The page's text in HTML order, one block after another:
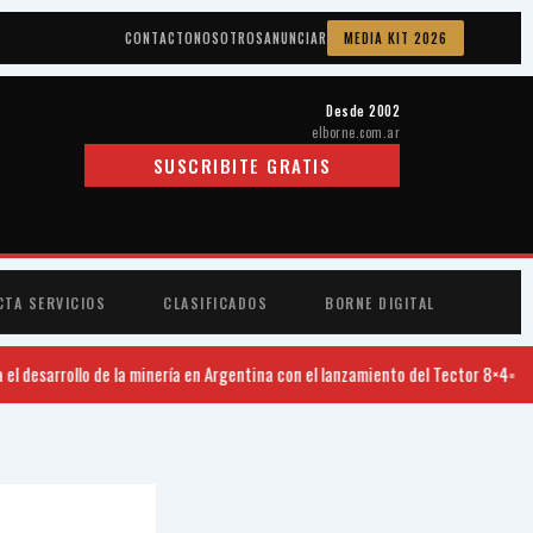
CONTACTONOSOTROSANUNCIAR MEDIA KIT 2026
Desde 2002
elborne.com.ar
SUSCRIBITE GRATIS
SERVICIOS CLASIFICADOS BORNE DIGITAL
de la minería en Argentina con el lanzamiento del Tector 8×4